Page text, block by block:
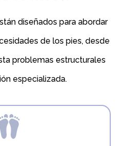
diseñados para abordar
de los pies, desde
problemas estructurales
especializada.